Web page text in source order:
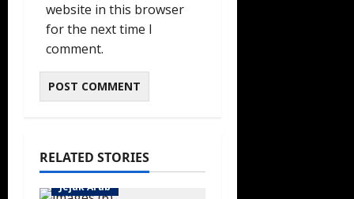
website in this browser
for the next time I
comment.
RELATED STORIES
Jejak Arab